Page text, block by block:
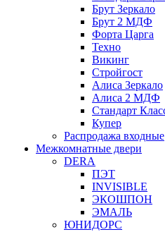
Брут Зеркало
Брут 2 МДФ
Форта Царга
Техно
Викинг
Стройгост
Алиса Зеркало
Алиса 2 МДФ
Стандарт
Купер
Распродажа входные
Межкомнатные двери
DERA
ПЭТ
INVISIBLE
ЭКОШПОН
ЭМАЛЬ
ЮНИДОРС